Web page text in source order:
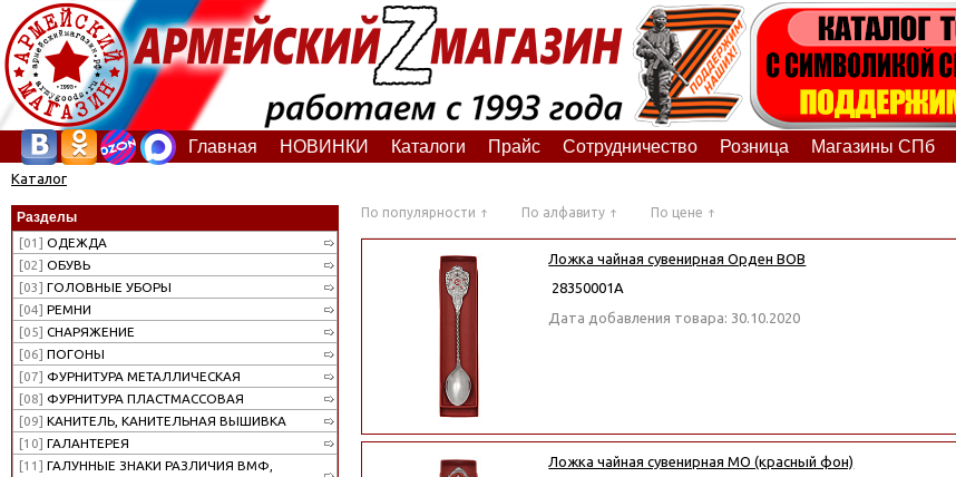
Главная НОВИНКИ Каталоги Прайс Сотрудничество Розница Магазины СПб
Каталог
Разделы
[01] ОДЕЖДА
[02] ОБУВЬ
[03] ГОЛОВНЫЕ УБОРЫ
[04] РЕМНИ
[05] СНАРЯЖЕНИЕ
[06] ПОГОНЫ
[07] ФУРНИТУРА МЕТАЛЛИЧЕСКАЯ
[08] ФУРНИТУРА ПЛАСТМАССОВАЯ
[09] КАНИТЕЛЬ, КАНИТЕЛЬНАЯ ВЫШИВКА
[10] ГАЛАНТЕРЕЯ
[11] ГАЛУННЫЕ ЗНАКИ РАЗЛИЧИЯ ВМФ,
По популярности По алфавиту По цене
Ложка чайная сувенирная Орден ВОВ
28350001А
Дата добавления товара: 30.10.2020
Ложка чайная сувенирная МО (красный фон)